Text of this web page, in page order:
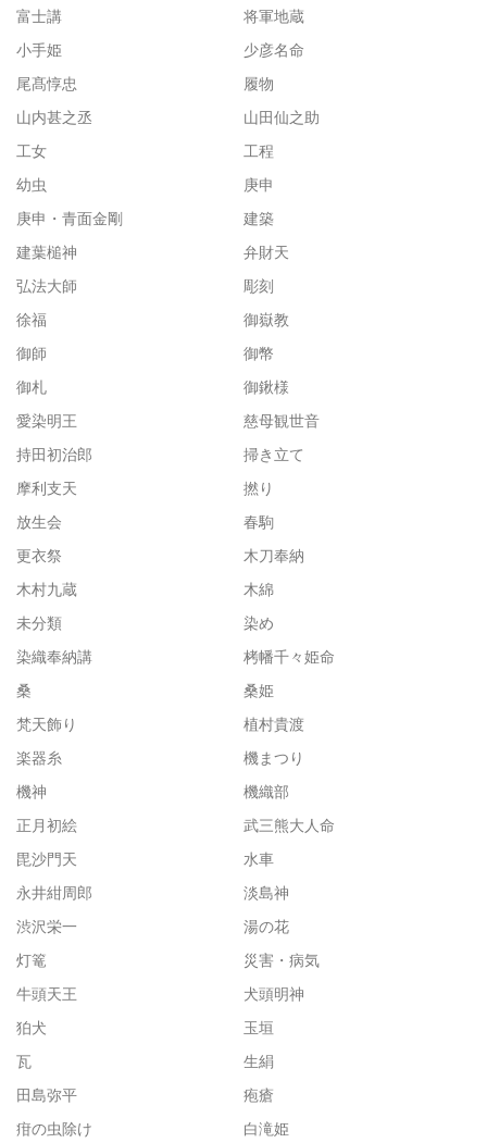
富士講
将軍地蔵
小手姫
少彦名命
尾髙惇忠
履物
山内甚之丞
山田仙之助
工女
工程
幼虫
庚申
庚申・青面金剛
建築
建葉槌神
弁財天
弘法大師
彫刻
徐福
御嶽教
御師
御幣
御札
御鍬様
愛染明王
慈母観世音
持田初治郎
掃き立て
摩利支天
撚り
放生会
春駒
更衣祭
木刀奉納
木村九蔵
木綿
未分類
染め
染織奉納講
栲幡千々姫命
桑
桑姫
梵天飾り
植村貴渡
楽器糸
機まつり
機神
機織部
正月初絵
武三熊大人命
毘沙門天
水車
永井紺周郎
淡島神
渋沢栄一
湯の花
灯篭
災害・病気
牛頭天王
犬頭明神
狛犬
玉垣
瓦
生絹
田島弥平
疱瘡
疳の虫除け
白滝姫